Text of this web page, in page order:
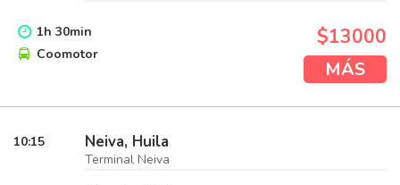
1h 30min
Coomotor
$13000
MÁS
10:15 Neiva, Huila
Terminal Neiva